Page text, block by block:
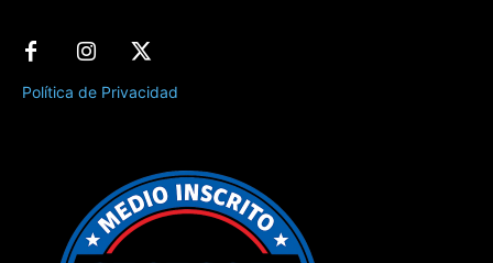
Política de Privacidad